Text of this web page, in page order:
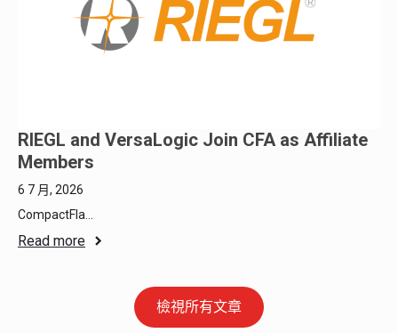
RIEGL and VersaLogic Join CFA as Affiliate
Members
6 7 月, 2026
CompactFla...
Read more
檢視所有文章